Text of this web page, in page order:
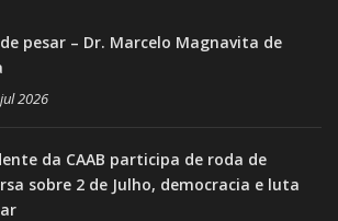
pesar – Dr. Marcelo Magnavita de
2026
da CAAB participa de roda de
sobre 2 de Julho, democracia e luta